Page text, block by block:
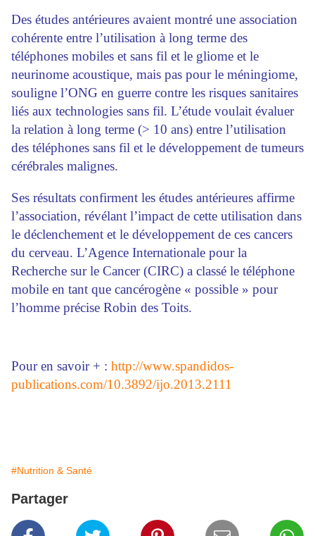
Des études antérieures avaient montré une association
cohérente entre l’utilisation à long terme des
téléphones mobiles et sans fil et le gliome et le
neurinome acoustique, mais pas pour le méningiome,
souligne l’ONG en guerre contre les risques sanitaires
liés aux technologies sans fil. L’étude voulait évaluer
la relation à long terme (> 10 ans) entre l’utilisation
des téléphones sans fil et le développement de tumeurs
cérébrales malignes.
Ses résultats confirment les études antérieures affirme
l’association, révélant l’impact de cette utilisation dans
le déclenchement et le développement de ces cancers
du cerveau. L’Agence Internationale pour la
Recherche sur le Cancer (CIRC) a classé le téléphone
mobile en tant que cancérogène « possible » pour
l’homme précise Robin des Toits.
Pour en savoir + : http://www.spandidos-
publications.com/10.3892/ijo.2013.2111
#Nutrition & Santé
Partager